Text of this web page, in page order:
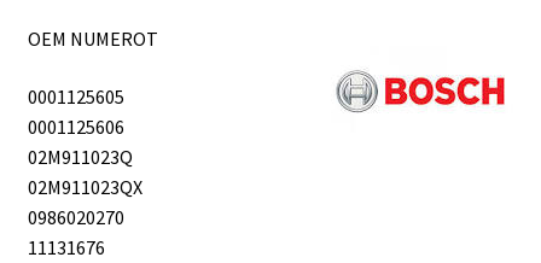
OEM NUMEROT
0001125605
0001125606
02M911023Q
02M911023QX
0986020270
11131676